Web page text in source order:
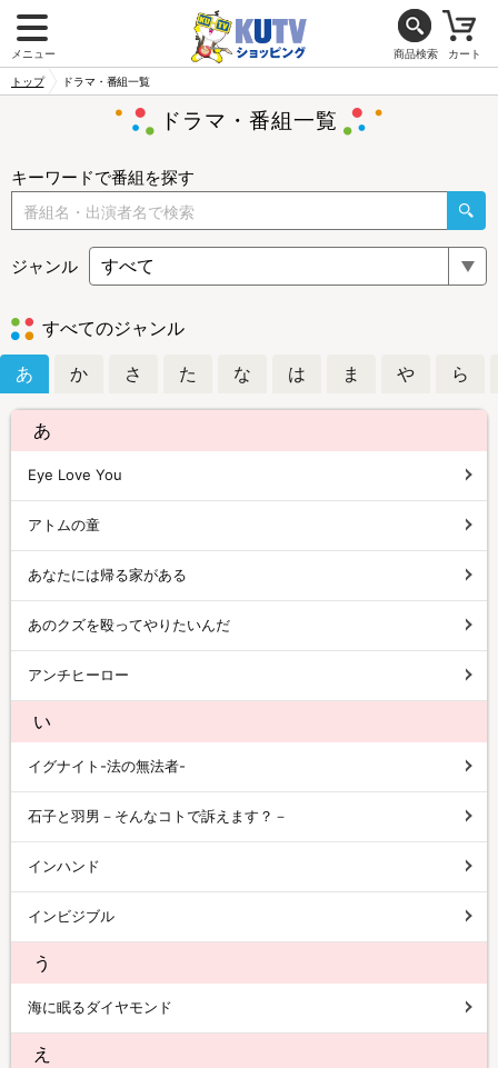
メニュー 商品検索 カート
トップ ドラマ・番組一覧
ドラマ・番組一覧
キーワードで番組を探す
ジャンル
すべてのジャンル
あ か さ た な は ま や ら
あ
Eye Love You
アトムの童
あなたには帰る家がある
あのクズを殴ってやりたいんだ
アンチヒーロー
い
イグナイト-法の無法者-
石子と羽男－そんなコトで訴えます？－
インハンド
インビジブル
う
海に眠るダイヤモンド
え